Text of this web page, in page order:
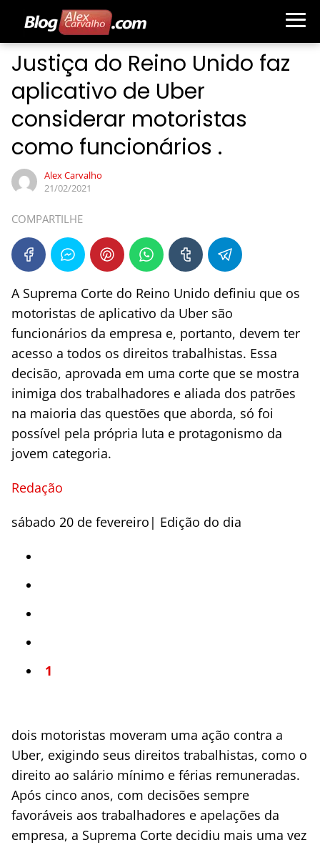
Justiça do Reino Unido faz
aplicativo de Uber
considerar motoristas
como funcionários .
Alex Carvalho
21/02/2021
COMPARTILHE
A Suprema Corte do Reino Unido definiu que os
motoristas de aplicativo da Uber são
funcionários da empresa e, portanto, devem ter
acesso a todos os direitos trabalhistas. Essa
decisão, aprovada em uma corte que se mostra
inimiga dos trabalhadores e aliada dos patrões
na maioria das questões que aborda, só foi
possível pela própria luta e protagonismo da
jovem categoria.
Redação
sábado 20 de fevereiro| Edição do dia
1
dois motoristas moveram uma ação contra a
Uber, exigindo seus direitos trabalhistas, como o
direito ao salário mínimo e férias remuneradas.
Após cinco anos, com decisões sempre
favoráveis aos trabalhadores e apelações da
empresa, a Suprema Corte decidiu mais uma vez